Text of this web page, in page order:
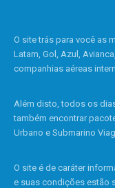
O site trás para você as
Latam, Gol, Azul,
companhias aéreas
Além disto, todos os
também encontrar
Urbano e Submarino
O site é de caráter
e suas condições estão